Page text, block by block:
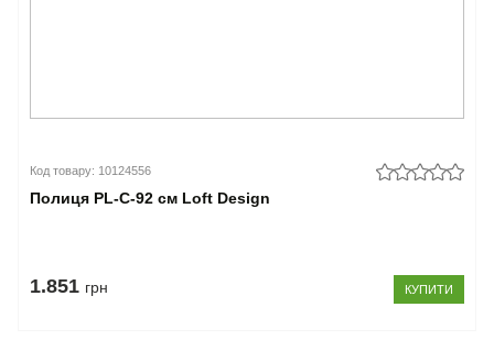
Код товару: 10124556
Полиця PL-С-92 см Loft Design
1.851 грн КУПИТИ